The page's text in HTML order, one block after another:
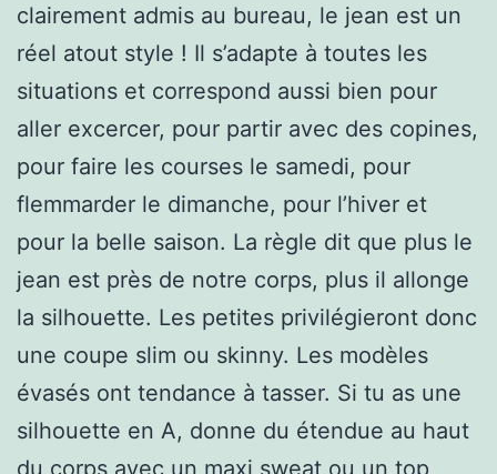
clairement admis au bureau, le jean est un
réel atout style ! Il s’adapte à toutes les
situations et correspond aussi bien pour
aller excercer, pour partir avec des copines,
pour faire les courses le samedi, pour
flemmarder le dimanche, pour l’hiver et
pour la belle saison. La règle dit que plus le
jean est près de notre corps, plus il allonge
la silhouette. Les petites privilégieront donc
une coupe slim ou skinny. Les modèles
évasés ont tendance à tasser. Si tu as une
silhouette en A, donne du étendue au haut
du corps avec un maxi sweat ou un top